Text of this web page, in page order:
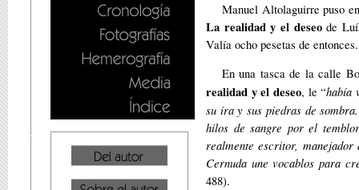
Manuel Altolaguirre puso
La realidad y el deseode
Valía ocho pesetas de entonces.
En una tasca de la calle
realidad y el deseo, le “había
su ira y sus piedras de
hilos de sangre por el
realmente escritor, manejador
Cernuda une vocablos para
488).